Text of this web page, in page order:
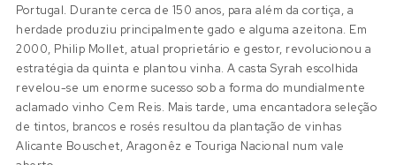
Portugal. Durante cerca de 150 anos, para além da cortiça, a
herdade produziu principalmente gado e alguma azeitona. Em
2000, Philip Mollet, atual proprietário e gestor, revolucionou a
estratégia da quinta e plantou vinha. A casta Syrah escolhida
revelou-se um enorme sucesso sob a forma do mundialmente
aclamado vinho Cem Reis. Mais tarde, uma encantadora seleção
de tintos, brancos e rosés resultou da plantação de vinhas
Alicante Bouschet, Aragonêz e Touriga Nacional num vale